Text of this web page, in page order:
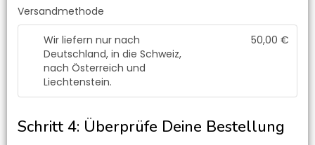
Versandmethode
Wir liefern nur nach
Deutschland, in die Schweiz,
nach Österreich und
Liechtenstein.
50,00 €
Schritt 4: Überprüfe Deine Bestellung